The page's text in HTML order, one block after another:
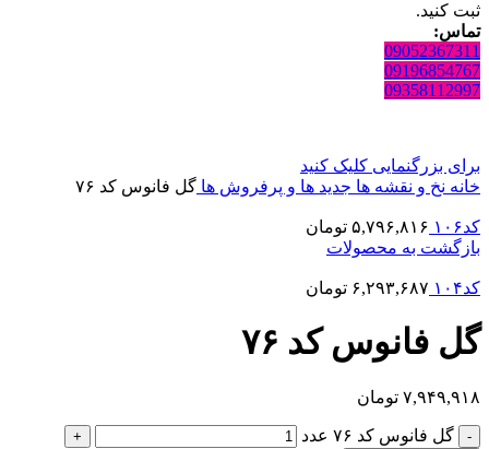
ثبت کنید.
تماس:
09052367311
09196854767
09358112997
برای بزرگنمایی کلیک کنید
خانه نخ و نقشه ها جدید ها و پرفروش ها گل فانوس کد ۷۶
کد۱۰۶ ۵,۷۹۶,۸۱۶ تومان
بازگشت به محصولات
کد۱۰۴ ۶,۲۹۳,۶۸۷ تومان
گل فانوس کد ۷۶
۷,۹۴۹,۹۱۸ تومان
گل فانوس کد ۷۶ عدد